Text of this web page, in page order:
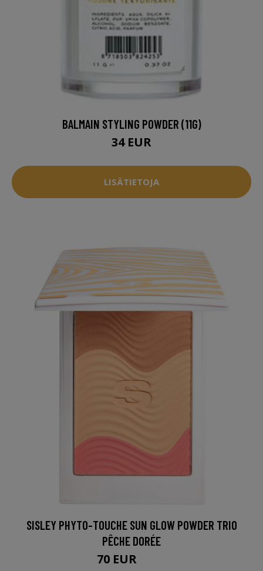
BALMAIN STYLING POWDER (11G)
34 EUR
LISÄTIETOJA
SISLEY PHYTO-TOUCHE SUN GLOW POWDER TRIO
PÊCHE DORÉE
70 EUR